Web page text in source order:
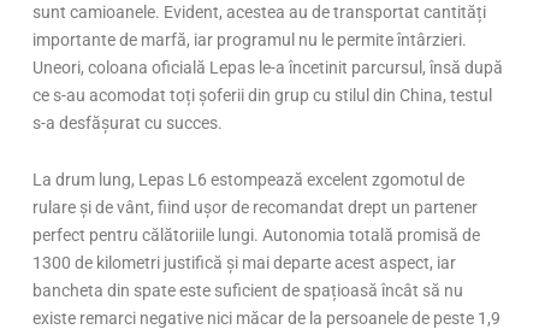
sunt camioanele. Evident, acestea au de transportat cantități
importante de marfă, iar programul nu le permite întârzieri.
Uneori, coloana oficială Lepas le-a încetinit parcursul, însă după
ce s-au acomodat toți șoferii din grup cu stilul din China, testul
s-a desfășurat cu succes.
La drum lung, Lepas L6 estompează excelent zgomotul de
rulare și de vânt, fiind ușor de recomandat drept un partener
perfect pentru călătoriile lungi. Autonomia totală promisă de
1300 de kilometri justifică și mai departe acest aspect, iar
bancheta din spate este suficient de spațioasă încât să nu
existe remarci negative nici măcar de la persoanele de peste 1,9